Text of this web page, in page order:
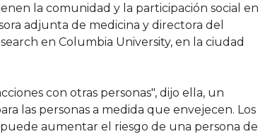
la comunidad y la participación social en
adjunta de medicina y directora del
en Columbia University, en la ciudad
con otras personas", dijo ella, un
las personas a medida que envejecen. Los
puede aumentar el riesgo de una persona de